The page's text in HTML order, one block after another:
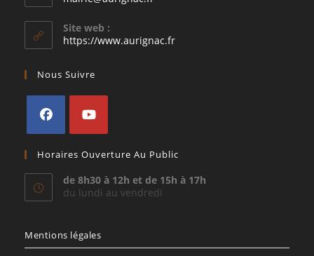
application
Site web :
https://www.aurignac.fr
Nous Suivre
dans
un
nouvel
dans
un
nouvel
Horaires Ouverture Au Public
de 8h30 à 12h et de 15h à 17h
du lundi au vendredi
Mentions légales